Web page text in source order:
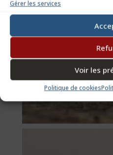
Gérer les services
Voir les
Politique de cookies